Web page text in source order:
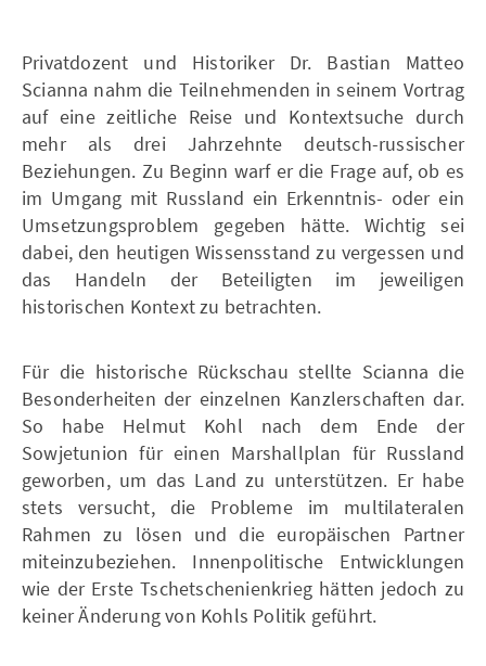
Privatdozent und Historiker Dr. Bastian Matteo
Scianna nahm die Teilnehmenden in seinem Vortrag
auf eine zeitliche Reise und Kontextsuche durch
mehr als drei Jahrzehnte deutsch-russischer
Beziehungen. Zu Beginn warf er die Frage auf, ob es
im Umgang mit Russland ein Erkenntnis- oder ein
Umsetzungsproblem gegeben hätte. Wichtig sei
dabei, den heutigen Wissensstand zu vergessen und
das Handeln der Beteiligten im jeweiligen
historischen Kontext zu betrachten.
Für die historische Rückschau stellte Scianna die
Besonderheiten der einzelnen Kanzlerschaften dar.
So habe Helmut Kohl nach dem Ende der
Sowjetunion für einen Marshallplan für Russland
geworben, um das Land zu unterstützen. Er habe
stets versucht, die Probleme im multilateralen
Rahmen zu lösen und die europäischen Partner
miteinzubeziehen. Innenpolitische Entwicklungen
wie der Erste Tschetschenienkrieg hätten jedoch zu
keiner Änderung von Kohls Politik geführt.